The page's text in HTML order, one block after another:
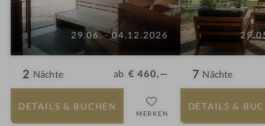
29.06. - 04.12.2026
2 Nächte ab € 460,—
DETAILS & BUCHEN
MERKEN
7 Nächte
DETAILS &